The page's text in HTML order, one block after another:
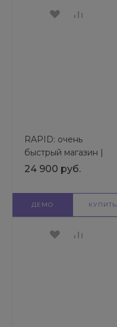
RAPID: очень
быстрый магазин |
Готовый шаблон
24 900 руб.
ДЕМО КУПИТЬ